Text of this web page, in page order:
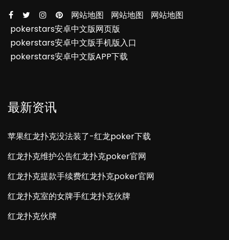
网站地图 网站地图
网站地图
pokerstars安卓中文版网页版
pokerstars安卓中文版手机版入口
pokerstars安卓中文版APP下载
最新资讯
苹果红龙扑克没法装了-红龙poker下载
红龙扑克维护公告红龙扑克poker官网
红龙扑克提款手续费红龙扑克poker官网
红龙扑克室的女牌手红龙扑克伙牌
红龙扑克伙牌